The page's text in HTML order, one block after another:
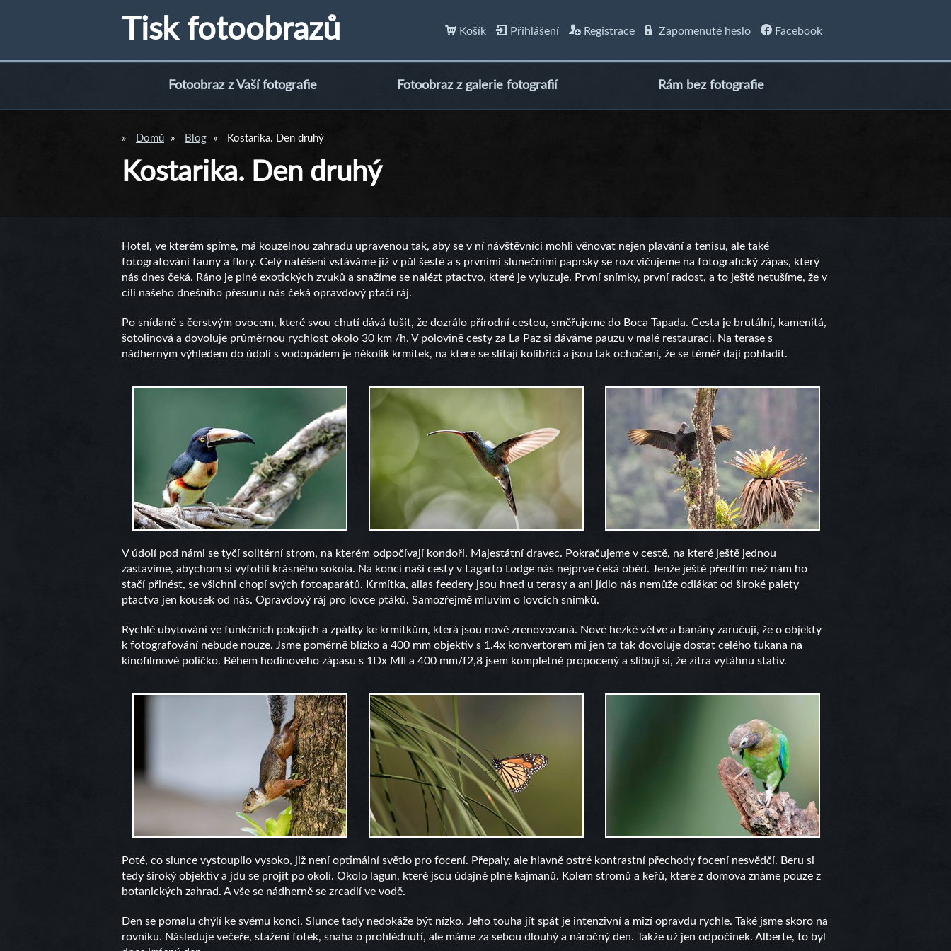
Tisk fotoobrazů Košík Přihlášení Registrace Zapomenuté heslo Facebook
Fotoobraz z Vaší fotografie Fotoobraz z galerie fotografií Rám bez fotografie
Domů Blog Kostarika. Den druhý
Kostarika. Den druhý
Hotel, ve kterém spíme, má kouzelnou zahradu upravenou tak, aby se v ní návštěvníci mohli věnovat nejen plavání a tenisu, ale také
fotografování fauny a flory. Celý natěšení vstáváme již v půl šesté a s prvními slunečními paprsky se rozcvičujeme na fotografický zápas, který
nás dnes čeká. Ráno je plné exotických zvuků a snažíme se nalézt ptactvo, které je vyluzuje. První snímky, první radost, a to ještě netušíme, že v
cíli našeho dnešního přesunu nás čeká opravdový ptačí ráj.
Po snídaně s čerstvým ovocem, které svou chutí dává tušit, že dozrálo přírodní cestou, směřujeme do Boca Tapada. Cesta je brutální, kamenitá,
šotolinová a dovoluje průměrnou rychlost okolo 30 km /h. V polovině cesty za La Paz si dáváme pauzu v malé restauraci. Na terase s
nádherným výhledem do údolí s vodopádem je několik krmítek, na které se slítají kolibříci a jsou tak ochočení, že se téměř dají pohladit.
V údolí pod námi se tyčí solitérní strom, na kterém odpočívají kondoři. Majestátní dravec. Pokračujeme v cestě, na které ještě jednou
zastavíme, abychom si vyfotili krásného sokola. Na konci naší cesty v Lagarto Lodge nás nejprve čeká oběd. Jenže ještě předtím než nám ho
stačí přinést, se všichni chopí svých fotoaparátů. Krmítka, alias feedery jsou hned u terasy a ani jídlo nás nemůže odlákat od široké palety
ptactva jen kousek od nás. Opravdový ráj pro lovce ptáků. Samozřejmě mluvím o lovcích snímků.
Rychlé ubytování ve funkčních pokojích a zpátky ke krmítkům, která jsou nově zrenovovaná. Nové hezké větve a banány zaručují, že o objekty
k fotografování nebude nouze. Jsme poměrně blízko a 400 mm objektiv s 1.4x konvertorem mi jen ta tak dovoluje dostat celého tukana na
kinofilmové políčko. Během hodinového zápasu s 1Dx MII a 400 mm/f2,8 jsem kompletně propocený a slibuji si, že zítra vytáhnu stativ.
Poté, co slunce vystoupilo vysoko, již není optimální světlo pro focení. Přepaly, ale hlavně ostré kontrastní přechody focení nesvědčí. Beru si
tedy široký objektiv a jdu se projít po okolí. Okolo lagun, které jsou údajně plné kajmanů. Kolem stromů a keřů, které z domova známe pouze z
botanických zahrad. A vše se nádherně se zrcadlí ve vodě.
Den se pomalu chýlí ke svému konci. Slunce tady nedokáže být nízko. Jeho touha jít spát je intenzivní a mizí opravdu rychle. Také jsme skoro na
rovníku. Následuje večeře, stažení fotek, snaha o prohlédnutí, ale máme za sebou dlouhý a náročný den. Takže už jen odpočinek. Alberte, to byl